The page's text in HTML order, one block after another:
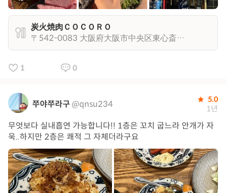
炭火焼肉ＣＯＣＯＲＯ
〒542-0083 大阪府大阪市中央区東心斎橋２丁目３−９
1 0
쭈야쭈라구 @qnsu234 5.0
1년
무엇보다 실내흡연 가능합니다!! 1층은 꼬치 굽느라 안개가 자
욱..하지만 2층은 쾌적 그 자체더라구요